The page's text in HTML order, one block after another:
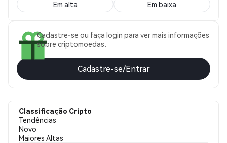
Em alta Em baixa
Cadastre-se ou faça login para ver mais informações
sobre criptomoedas.
Cadastre-se/Entrar
Classificação Cripto
Tendências
Novo
Maiores Altas